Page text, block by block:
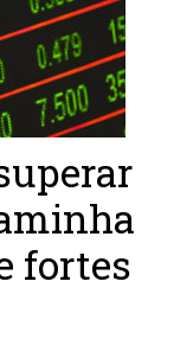
fortes